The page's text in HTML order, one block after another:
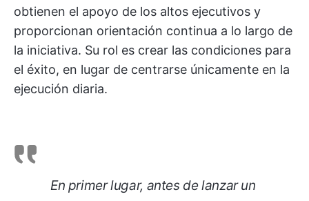
obtienen el apoyo de los altos ejecutivos y
proporcionan orientación continua a lo largo de
la iniciativa. Su rol es crear las condiciones para
el éxito, en lugar de centrarse únicamente en la
ejecución diaria.
En primer lugar, antes de lanzar un